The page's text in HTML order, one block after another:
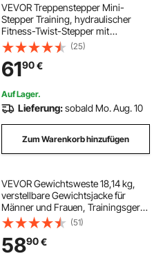
VEVOR Treppenstepper Mini-
Stepper Training, hydraulischer
Fitness-Twist-Stepper mit
Widerstandsbändern, Ganzkörper-
Workout-Cardiogerät,
Treppensteiger mit LCD-Monitor,
150 kg Tragkraft Schwarz
(25)
6190€
Auf Lager.
Lieferung:sobald Mo. Aug. 10
Zum Warenkorb hinzufügen
VEVOR Gewichtsweste 18,14 kg,
verstellbare Gewichtsjacke für
Männer und Frauen, Trainingsgerät
für Kraft- und Ausdauertraining
Laufen Joggen Gehen Fitness
Gewichtsverlust Schwarz
(51)
5890€